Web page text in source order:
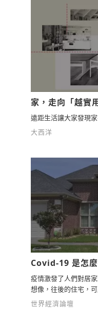
家，走向「越實
遠距生活讓大家發現家
大西洋
Covid-19 是怎
疫情激發了人們對居
想像，往後的住宅，
世界經濟論壇